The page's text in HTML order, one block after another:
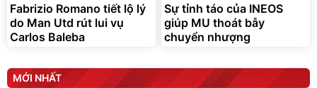
Fabrizio Romano tiết lộ lý
do Man Utd rút lui vụ
Carlos Baleba
Sự tỉnh táo của INEOS
giúp MU thoát bẫy
chuyển nhượng
MỚI NHẤT